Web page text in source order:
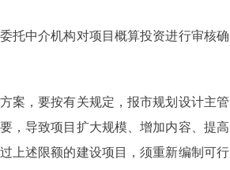
中介机构对项目概算投资进行审核确
，要按有关规定，报市规划设计主管
，导致项目扩大规模、增加内容、提高
上述限额的建设项目，须重新编制可行